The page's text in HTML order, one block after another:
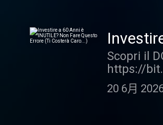
del
Affari
—
+++
è una
nostri
dettagli
Caro...)
Scopri il
https://
errore,
20 6月